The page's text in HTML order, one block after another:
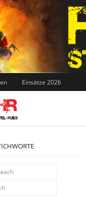
Einsätze 2026